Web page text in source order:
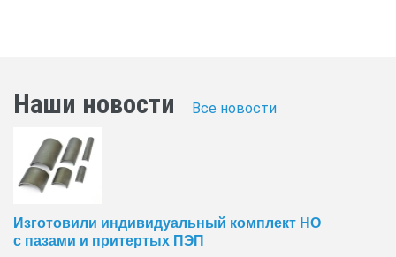
Наши новости Все новости
Изготовили индивидуальный комплект НО
с пазами и притертых ПЭП